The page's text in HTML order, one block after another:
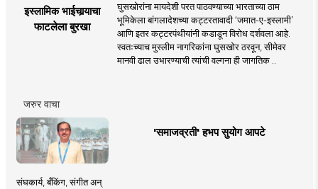
इस्लामिक भाईचार्‍याचा
फाटलेला बुरखा
घुसखोरांना मायदेशी परत पाठवण्याच्या भारताच्या ठाम
भूमिकेला बांगलादेशच्या कट्टरतावादी ‘जमात-ए-इस्लामी’
आणि इतर कट्टरपंथीयांनी कडाडून विरोध दर्शवला आहे.
स्वतःच्याच मुस्लीम नागरिकांना घुसखोर ठरवून, सीमेवर
मानवी ढाल उभारण्याची त्यांची वल्गना ही जागतिक ..
जरुर वाचा
'समाजव्रती' हभप सुयोग आपटे
संघकार्य, बँकिंग, संगीत अन्